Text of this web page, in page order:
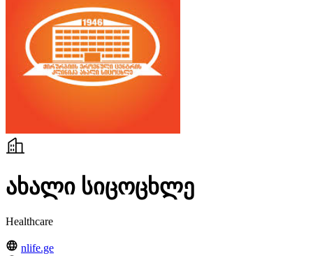
ახალი სიცოცხლე
Healthcare
nlife.ge